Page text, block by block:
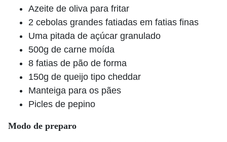
Azeite de oliva para fritar
2 cebolas grandes fatiadas em fatias finas
Uma pitada de açúcar granulado
500g de carne moída
8 fatias de pão de forma
150g de queijo tipo cheddar
Manteiga para os pães
Picles de pepino
Modo de preparo